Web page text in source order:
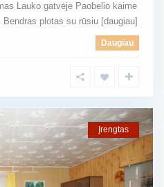
Lauko gatvėje Paobelio kaime
Bendras plotas su rūsiu [daugiau]
Daugiau
Įrengtas